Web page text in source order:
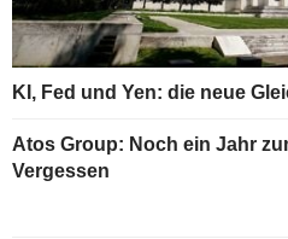
KI, Fed und Yen: die neue
Atos Group: Noch ein Jahr
Vergessen